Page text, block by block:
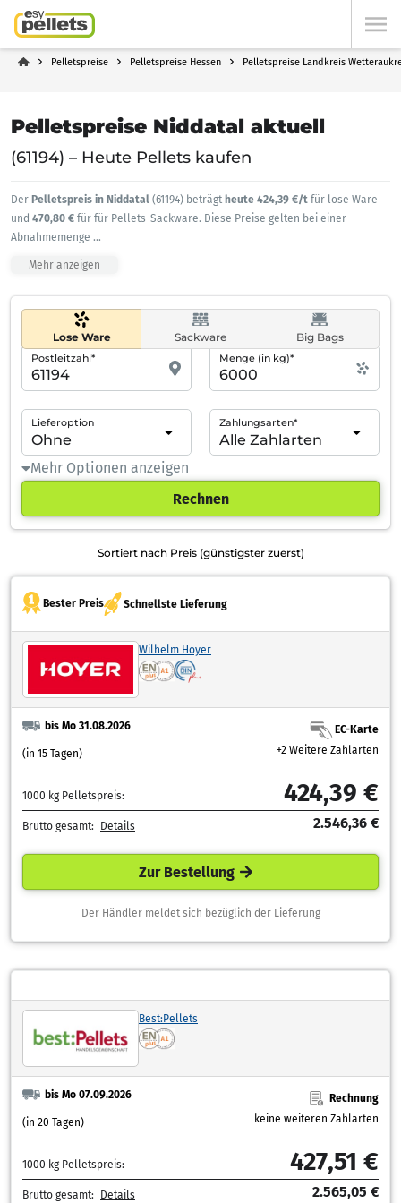
Pelletspreise Pelletspreise Hessen Pelletspreise Landkreis
Pelletspreise Niddatal aktuell
(61194) – Heute Pellets kaufen
Der Pelletspreis in Niddatal (61194) beträgt heute 424,39 €/t für lose Ware
und 470,80 € für für Pellets-Sackware. Diese Preise gelten bei einer
Abnahmemenge ...
Mehr anzeigen
Lose Ware Sackware Big Bags
Postleitzahl* Menge (in kg)*
Lieferoption Zahlungsarten*
Mehr Optionen anzeigen
Rechnen
Sortiert nach Preis (günstigster zuerst)
Bester Preis Schnellste Lieferung
Wilhelm Hoyer
bis Mo 31.08.2026
(in 15 Tagen)
EC-Karte
+2 Weitere Zahlarten
1000 kg Pelletspreis: 424,39 €
Brutto gesamt: Details 2.546,36 €
Zur Bestellung
Der Händler meldet sich bezüglich der Lieferung
Best:Pellets
bis Mo 07.09.2026
(in 20 Tagen)
Rechnung
keine weiteren Zahlarten
1000 kg Pelletspreis: 427,51 €
Brutto gesamt: Details 2.565,05 €